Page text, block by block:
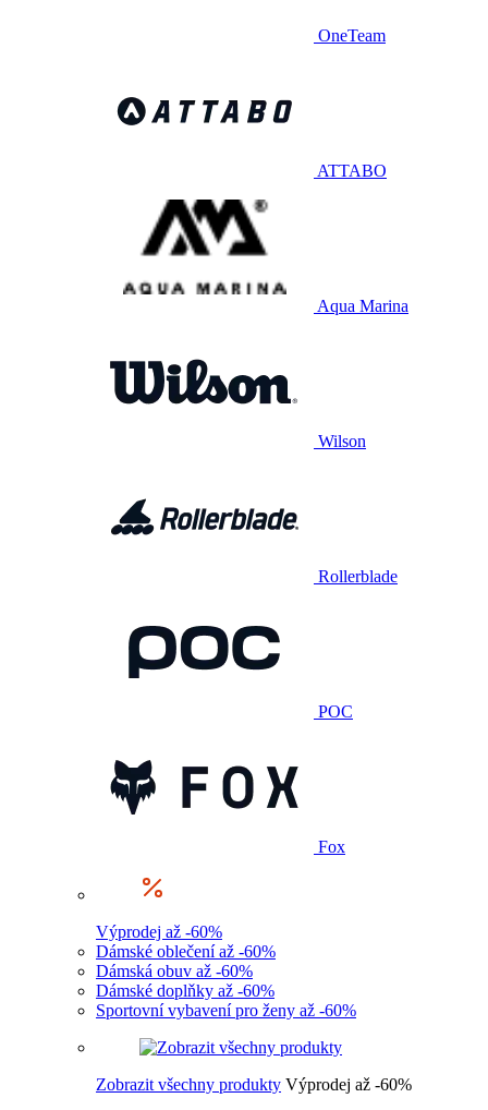
OneTeam
ATTABO
Aqua Marina
Wilson
Rollerblade
POC
Fox
Výprodej až -60%
Dámské oblečení až -60%
Dámská obuv až -60%
Dámské doplňky až -60%
Sportovní vybavení pro ženy až -60%
Zobrazit všechny produkty Výprodej až -60%